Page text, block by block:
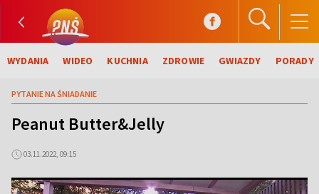
WYDANIA WIDEO KUCHNIA ZDROWIE GWIAZDY PORADY
PYTANIE NA ŚNIADANIE
Peanut Butter&Jelly
03.11.2022, 09:15